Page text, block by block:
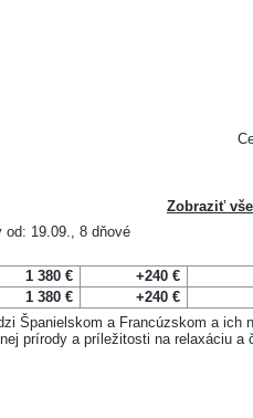
Zobraziť
od: 19.09., 8 dňové
1 380 € +240 €
1 380 € +240 €
Španielskom a Francúzskom a ich
prírody a príležitosti na relaxáciu a